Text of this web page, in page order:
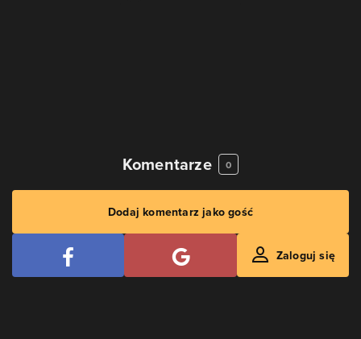
Komentarze 0
Dodaj komentarz jako gość
Zaloguj się